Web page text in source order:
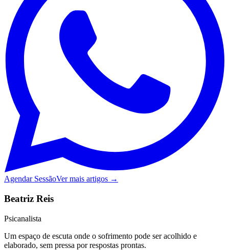
Agendar SessãoVer mais artigos →
Beatriz Reis
Psicanalista
Um espaço de escuta onde o sofrimento pode ser acolhido e
elaborado, sem pressa por respostas prontas.